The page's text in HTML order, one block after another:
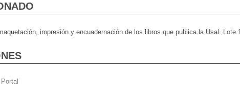
impresión y encuadernación de los libros que publica la Usal. Lote